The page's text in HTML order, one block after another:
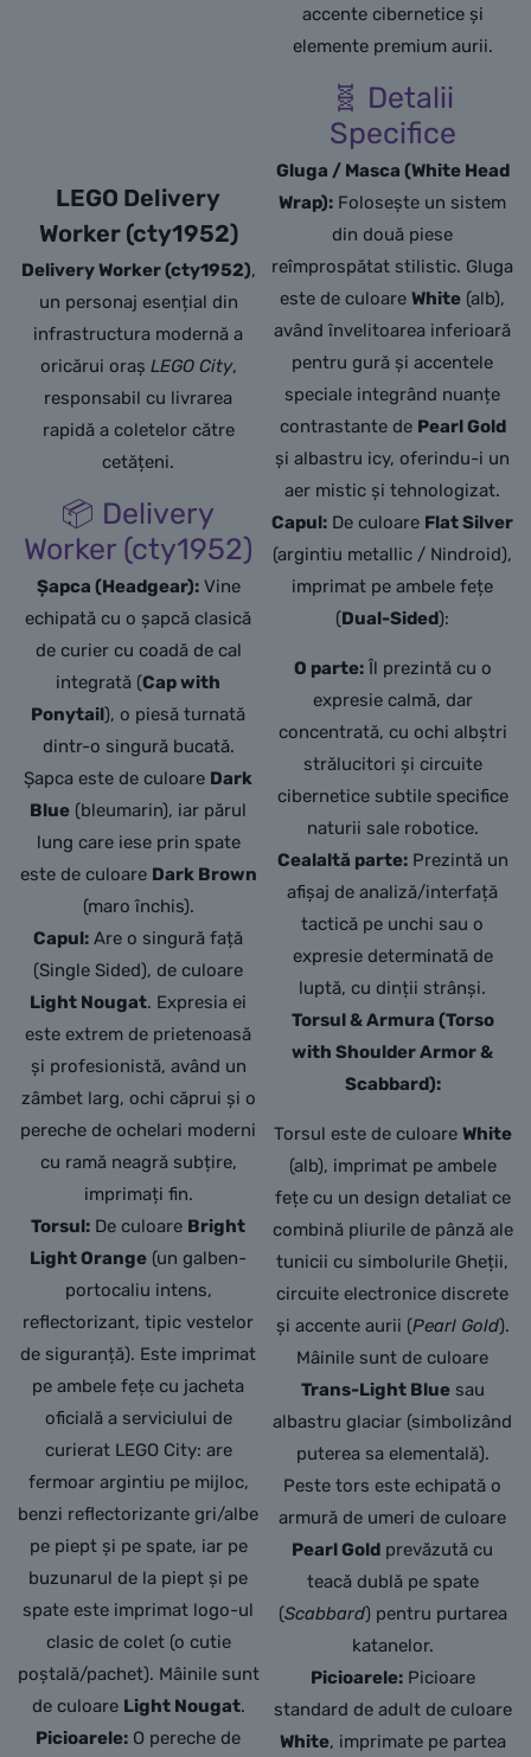
LEGO Delivery
Worker (cty1952)
Delivery Worker (cty1952),
un personaj esențial din
infrastructura modernă a
oricărui oraș LEGO City,
responsabil cu livrarea
rapidă a coletelor către
cetățeni.
📦 Delivery
Worker (cty1952)
Șapca (Headgear):Vine
echipată cu o șapcă clasică
de curier cu coadă de cal
integrată (Cap with
Ponytail), o piesă turnată
dintr-o singură bucată.
Șapca este de culoare Dark
Blue (bleumarin), iar părul
lung care iese prin spate
este de culoare Dark Brown
(maro închis).
Capul: Are o singură față
(Single Sided), de culoare
Light Nougat. Expresia ei
este extrem de prietenoasă
și profesionistă, având un
zâmbet larg, ochi căprui și o
pereche de ochelari moderni
cu ramă neagră subțire,
imprimați fin.
Torsul: De culoare Bright
Light Orange (un galben-
portocaliu intens,
reflectorizant, tipic vestelor
de siguranță). Este imprimat
pe ambele fețe cu jacheta
oficială a serviciului de
curierat LEGO City: are
fermoar argintiu pe mijloc,
benzi reflectorizante gri/albe
pe piept și pe spate, iar pe
buzunarul de la piept și pe
spate este imprimat logo-ul
clasic de colet (o cutie
poștală/pachet). Mâinile sunt
de culoare Light Nougat.
Picioarele: O pereche de
accente cibernetice și
elemente premium aurii.
🧬 Detalii
Specifice
Gluga / Masca (White Head
Wrap): Folosește un sistem
din două piese
reîmprospătat stilistic. Gluga
este de culoareWhite (alb),
având învelitoarea inferioară
pentru gură și accentele
speciale integrând nuanțe
contrastante de Pearl Gold
și albastru icy, oferindu-i un
aer mistic și tehnologizat.
Capul: De culoare Flat Silver
(argintiu metallic / Nindroid),
imprimat pe ambele fețe
(Dual-Sided):
O parte:Îl prezintă cu o
expresie calmă, dar
concentrată, cu ochi albștri
strălucitori și circuite
cibernetice subtile specifice
naturii sale robotice.
Cealaltă parte:Prezintă un
afișaj de analiză/interfață
tactică pe unchi sau o
expresie determinată de
luptă, cu dinții strânși.
Torsul & Armura (Torso
with Shoulder Armor &
Scabbard):
Torsul este de culoare White
(alb), imprimat pe ambele
fețe cu un design detaliat ce
combină pliurile de pânză ale
tunicii cu simbolurile Gheții,
circuite electronice discrete
și accente aurii (Pearl Gold).
Mâinile sunt de culoare
Trans-Light Bluesau
albastru glaciar (simbolizând
puterea sa elementală).
Peste tors este echipată o
armură de umeri de culoare
Pearl Gold prevăzută cu
teacă dublă pe spate
(Scabbard) pentru purtarea
katanelor.
Picioarele: Picioare
standard de adult de culoare
White, imprimate pe partea